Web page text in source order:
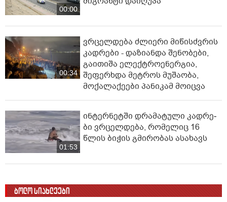
00:00
00:34
ვრცელდება ძლიერი მიწისძვრის
კადრები - დაზიანდა შენობები,
გაითიშა ელექტროენერგია,
შეფერხდა მეტროს მუშაობა,
მოქალაქეები პანიკამ მოიცვა
01:53
ინ­ტერ­ნეტ­ში დრა­მა­ტუ­ლი კად­რე­
ბი ვრცელდება, რომელიც 16
წლის ბიჭის გმირობას ასახავს
ბოლო სიახლეები